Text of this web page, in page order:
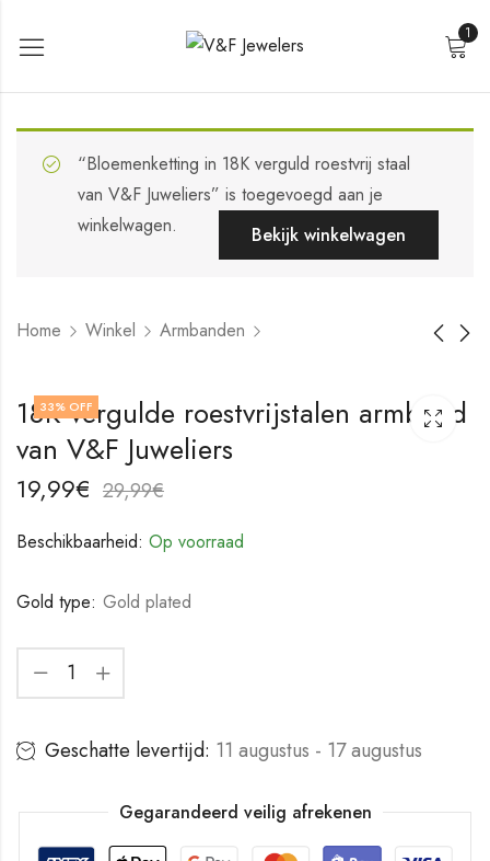
1
“Bloemenketting in 18K verguld roestvrij staal
van V&F Juweliers” is toegevoegd aan je
winkelwagen.
Bekijk winkelwagen
Home Winkel Armbanden
18K vergulde
roestvrijstalen
18K vergulde
roestvrijstalen
33% OFF
18K vergulde roestvrijstalen armband
van V&F Juweliers
19,99€ 29,99€
Beschikbaarheid: Op voorraad
Gold type: Gold plated
Geschatte levertijd: 11 augustus - 17 augustus
Gegarandeerd veilig afrekenen